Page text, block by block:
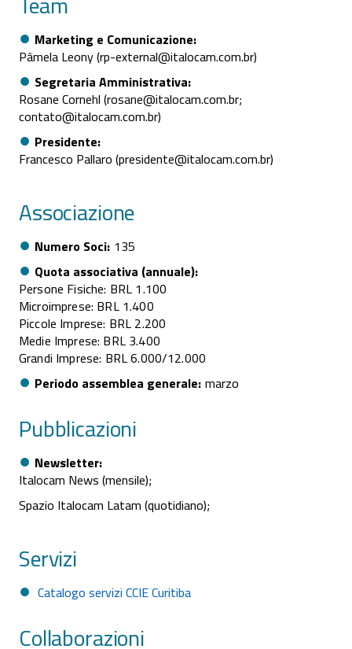
Marketing e Comunicazione
Pâmela Leony (rp-external@italocam.com.br)
Segretaria Amministrativa
Rosane Cornehl (rosane@italocam.com.br;
contato@italocam.com.br)
Presidente
Francesco Pallaro (presidente@italocam.com.br)
Associazione
Numero Soci 135
Quota associativa (annuale)
Persone Fisiche: BRL 1.100
Microimprese: BRL 1.400
Piccole Imprese: BRL 2.200
Medie Imprese: BRL 3.400
Grandi Imprese: BRL 6.000/12.000
Periodo assemblea generale marzo
Pubblicazioni
Newsletter
Italocam News (mensile);
Spazio Italocam Latam (quotidiano);
Servizi
Catalogo servizi CCIE Curitiba
Collaborazioni